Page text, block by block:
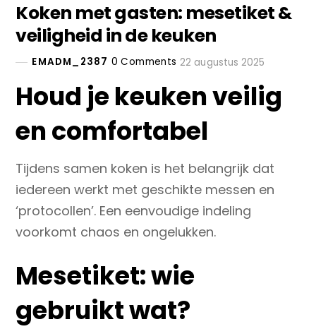
Koken met gasten: mesetiket &
veiligheid in de keuken
EMADM_2387 0 Comments 22 augustus 2025
Houd je keuken veilig
en comfortabel
Tijdens samen koken is het belangrijk dat
iedereen werkt met geschikte messen en
‘protocollen’. Een eenvoudige indeling
voorkomt chaos en ongelukken.
Mesetiket: wie
gebruikt wat?